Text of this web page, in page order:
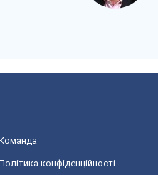
конфіденційності